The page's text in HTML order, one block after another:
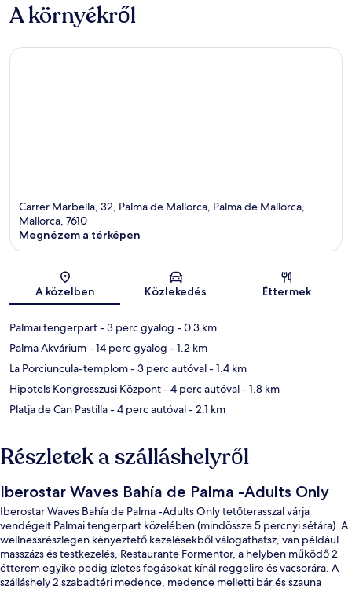
A környékről
Carrer Marbella, 32, Palma de Mallorca, Palma de Mallorca,
Mallorca, 7610
Megnézem a térképen
A közelben Közlekedés Éttermek
Palmai tengerpart- 3 perc gyalog - 0.3 km
Palma Akvárium- 14 perc gyalog - 1.2 km
La Porciuncula-templom- 3 perc autóval- 1.4 km
Hipotels Kongresszusi Központ- 4 perc autóval- 1.8 km
Platja de Can Pastilla- 4 perc autóval- 2.1 km
Részletek a szálláshelyről
Iberostar Waves Bahía de Palma -Adults Only
Iberostar Waves Bahía de Palma -Adults Only tetőterasszal várja
vendégeit Palmai tengerpart közelében (mindössze 5 percnyi sétára). A
wellnessrészlegen kényeztető kezelésekből válogathatsz, van például
masszázs és testkezelés, Restaurante Formentor, a helyben működő 2
étterem egyike pedig ízletes fogásokat kínál reggelire és vacsorára. A
szálláshely 2 szabadtéri medence, medence melletti bár és szauna